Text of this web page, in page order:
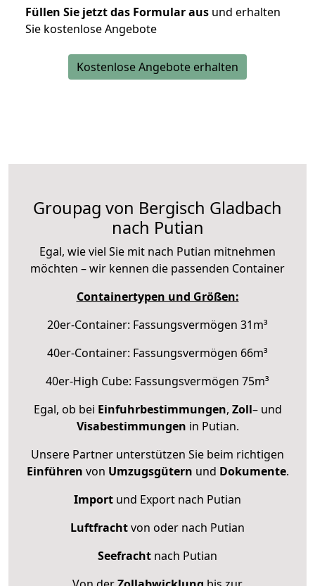
Füllen Sie jetzt das Formular aus und erhalten
Sie kostenlose Angebote
Kostenlose Angebote erhalten
Groupag von Bergisch Gladbach
nach Putian
Egal, wie viel Sie mit nach Putian mitnehmen
möchten – wir kennen die passenden Container
Containertypen und Größen:
20er-Container: Fassungsvermögen 31m³
40er-Container: Fassungsvermögen 66m³
40er-High Cube: Fassungsvermögen 75m³
Egal, ob bei Einfuhrbestimmungen, Zoll– und
Visabestimmungen in Putian.
Unsere Partner unterstützen Sie beim richtigen
Einführen von Umzugsgütern und Dokumente.
Import und Export nach Putian
Luftfrachtvon oder nach Putian
Seefracht nach Putian